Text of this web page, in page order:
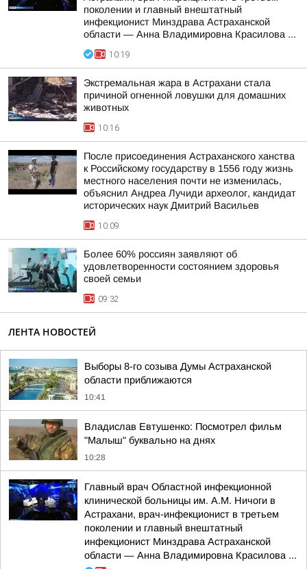
поколении и главный внештатный
инфекционист Минздрава Астраханской
области — Анна Владимировна Красилова ...
10:19
Экстремальная жара в Астрахани стала
причиной огненной ловушки для домашних
животных
10:16
После присоединения Астраханского ханства
к Российскому государству в 1556 году жизнь
местного населения почти не изменилась,
объяснил Андреа Лучиди археолог, кандидат
исторических наук Дмитрий Васильев
10:09
Более 60% россиян заявляют об
удовлетворенности состоянием здоровья
своей семьи
09:32
ЛЕНТА НОВОСТЕЙ
Выборы 8-го созыва Думы Астраханской
области приближаются
10:41
Владислав Евтушенко: Посмотрел фильм
"Малыш" буквально на днях
10:28
Главный врач Областной инфекционной
клинической больницы им. А.М. Ничоги в
Астрахани, врач-инфекционист в третьем
поколении и главный внештатный
инфекционист Минздрава Астраханской
области — Анна Владимировна Красилова ...